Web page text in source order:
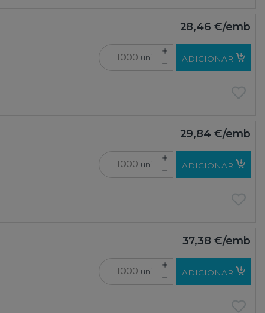
28,46 €/emb
uni ADICIONAR
29,84 €/emb
uni ADICIONAR
37,38 €/emb
uni ADICIONAR